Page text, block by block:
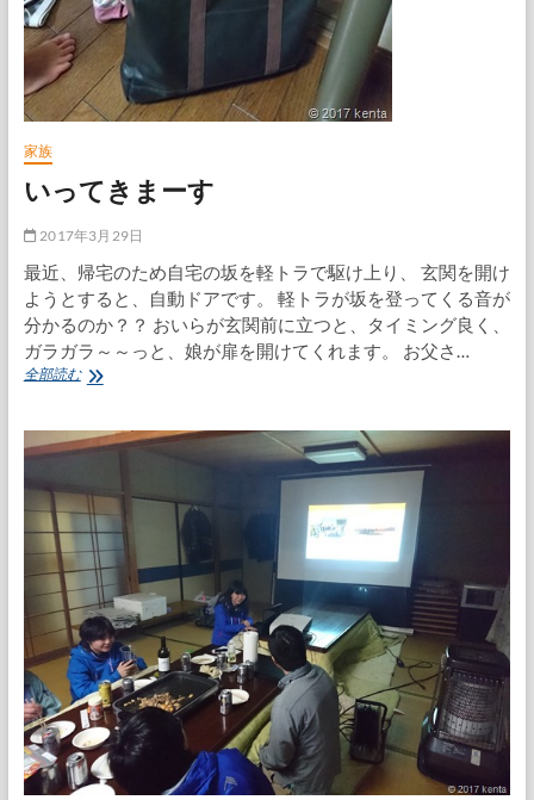
家族
いってきまーす
2017年3月29日
最近、帰宅のため自宅の坂を軽トラで駆け上り、 玄関を開け
ようとすると、自動ドアです。 軽トラが坂を登ってくる音が
分かるのか？？ おいらが玄関前に立つと、タイミング良く、
ガラガラ～～っと、娘が扉を開けてくれます。 お父さ…
全部読むい
き
ま
す